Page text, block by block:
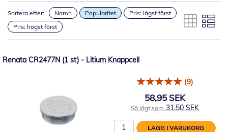
Sortera efter: Namn Popularitet
Pris: lägst först
Pris: högst först
Renata CR2477N (1 st) - Litium Knappcell
(9)
58,95 SEK
Så lågt som 31,50 SEK
LÄGG I VARUKORG